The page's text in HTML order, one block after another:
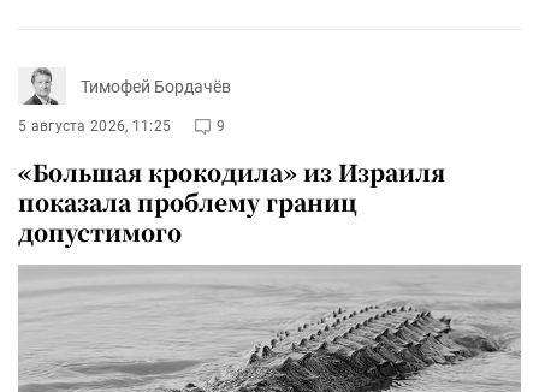
Тимофей Бордачёв
5 августа 2026, 11:25 9
«Большая крокодила» из Израиля
показала проблему границ
допустимого